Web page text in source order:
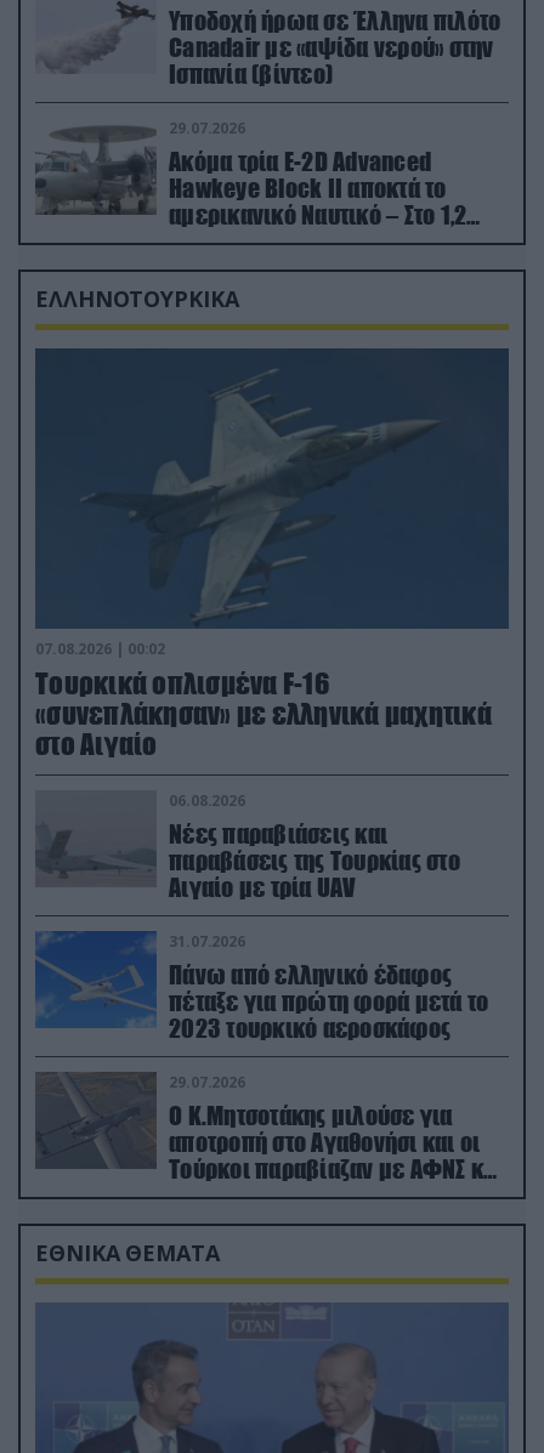
Υποδοχή ήρωα σε Έλληνα πιλότο
Canadair με «αψίδα νερού» στην
Ισπανία (βίντεο)
29.07.2026
Ακόμα τρία E-2D Advanced
Hawkeye Block II αποκτά το
αμερικανικό Ναυτικό – Στο 1,2
δισ.δολάρια το κόστος
ΕΛΛΗΝΟΤΟΥΡΚΙΚΑ
07.08.2026 | 00:02
Τουρκικά οπλισμένα F-16
«συνεπλάκησαν» με ελληνικά μαχητικά
στο Αιγαίο
06.08.2026
Νέες παραβιάσεις και
παραβάσεις της Τουρκίας στο
Αιγαίο με τρία UAV
31.07.2026
Πάνω από ελληνικό έδαφος
πέταξε για πρώτη φορά μετά το
2023 τουρκικό αεροσκάφος
29.07.2026
Ο Κ.Μητσοτάκης μιλούσε για
αποτροπή στο Αγαθονήσι και οι
Τούρκοι παραβίαζαν με ΑΦΝΣ και
drone
ΕΘΝΙΚΑ ΘΕΜΑΤΑ